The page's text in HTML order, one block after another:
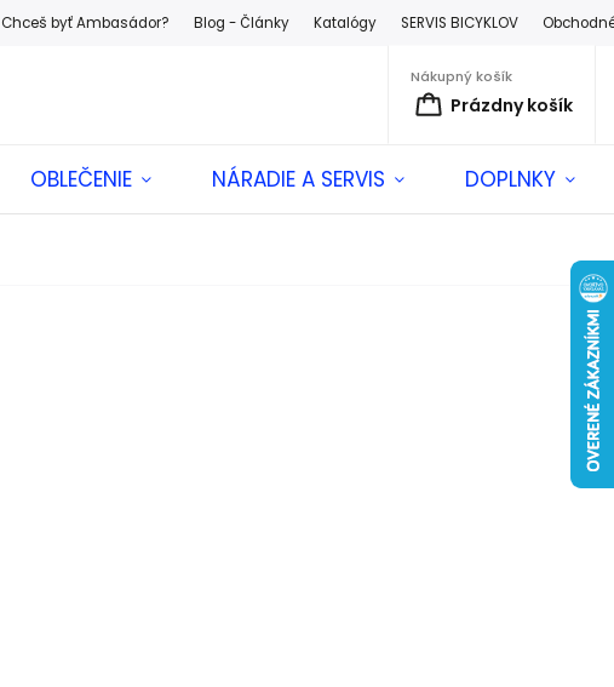
Chceš byť Ambasádor? Blog - Články Katalógy SERVIS BICYKLOV
Nákupný košík
Prázdny košík
OBLEČENIE NÁRADIE A SERVIS DOPLNKY